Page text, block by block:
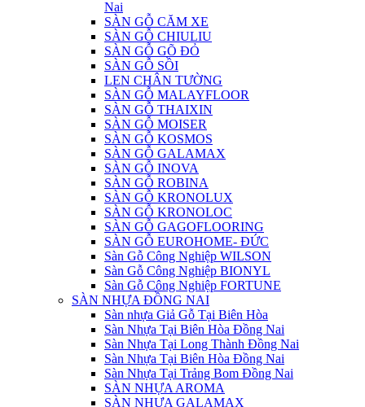
Nai
SÀN GỖ CĂM XE
SÀN GỖ CHIULIU
SÀN GỖ GÕ ĐỎ
SÀN GỖ SỒI
LEN CHÂN TƯỜNG
SÀN GỖ MALAYFLOOR
SÀN GỖ THAIXIN
SÀN GỖ MOISER
SÀN GỖ KOSMOS
SÀN GỖ GALAMAX
SÀN GỖ INOVA
SÀN GỖ ROBINA
SÀN GỖ KRONOLUX
SÀN GỖ KRONOLOC
SÀN GỖ GAGOFLOORING
SÀN GỖ EUROHOME- ĐỨC
Sàn Gỗ Công Nghiệp WILSON
Sàn Gỗ Công Nghiệp BIONYL
Sàn Gỗ Công Nghiệp FORTUNE
SÀN NHỰA ĐỒNG NAI
Sàn nhựa Giả Gỗ Tại Biên Hòa
Sàn Nhựa Tại Biên Hòa Đồng Nai
Sàn Nhựa Tại Long Thành Đồng Nai
Sàn Nhựa Tại Biên Hòa Đồng Nai
Sàn Nhựa Tại Trảng Bom Đồng Nai
SÀN NHỰA AROMA
SÀN NHỰA GALAMAX